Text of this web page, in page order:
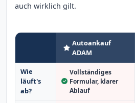
auch wirklich gilt.
Autoankauf
ADAM
Wie
läuft's
ab?
Vollständiges
Formular, klarer
Ablauf